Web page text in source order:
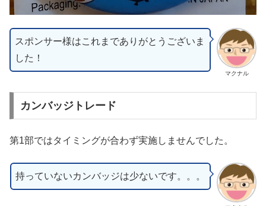
マクナル
スポンサー様はこれまでありがとうございま
した！
カンバッジトレード
第1部ではタイミングが合わず実施しませんでした。
持っていないカンバッジは少ないです。。。